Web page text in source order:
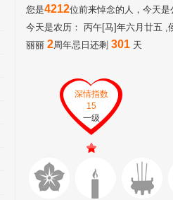
您是4212位前来悼念的人，今天
今天是农历： 丙午[马]年六月廿五 ,
丽丽 2周年忌日还剩 301 天
深情指数
15
一级